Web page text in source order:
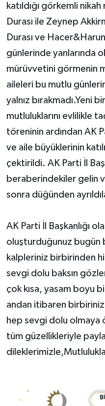
katıldığı görkemli
Durası ile Zeynep
Durası ve
günlerinde yanlarında
mürüvvetini görmenin
aileleri bu mutlu
yalnız bırakmadı.Yeni
mutluluklarını evlilikle
töreninin ardından AK
ve aile büyüklerinin
çektirildi. AK Parti İl
beraberindekiler gelin
sonra düğünden
AK Parti İl Başkanlığı
oluşturduğunuz bugün
kalpleriniz birbirinden
sevgi dolu baksın
çok kısa, yasam boyu
andan itibaren
hep sevgi dolu
tüm güzellikleriyle